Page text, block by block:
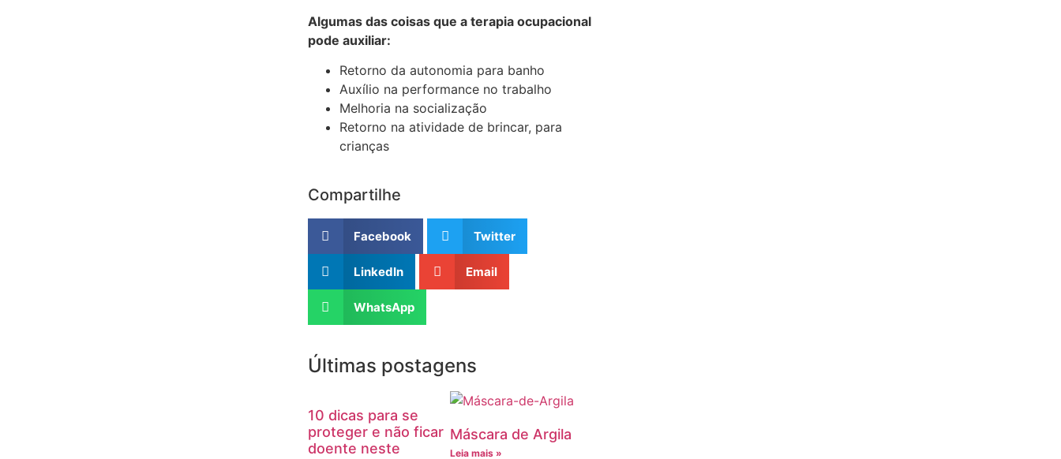
Algumas das coisas que a terapia ocupacional
pode auxiliar:
Retorno da autonomia para banho
Auxílio na performance no trabalho
Melhoria na socialização
Retorno na atividade de brincar, para
crianças
Compartilhe
Facebook Twitter
LinkedIn Email
WhatsApp
Últimas postagens
10 dicas para se
proteger e não ficar
doente neste
Máscara de Argila
Leia mais »